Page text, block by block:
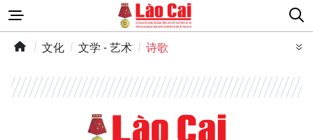
文化 文学 - 艺术 诗歌